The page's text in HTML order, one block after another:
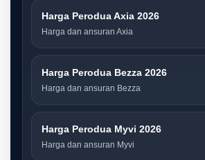
Harga Perodua Axia 2026
Harga dan ansuran Axia
Harga Perodua Bezza 2026
Harga dan ansuran Bezza
Harga Perodua Myvi 2026
Harga dan ansuran Myvi